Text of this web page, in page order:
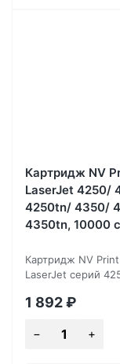
Картридж NV
LaserJet 4250/
4250tn/ 4350/
4350tn, 10000
Картридж NV
LaserJet серий
1 892₽